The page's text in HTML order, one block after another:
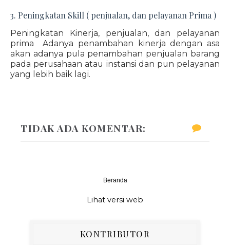
3. Peningkatan Skill ( penjualan, dan pelayanan Prima )
Peningkatan Kinerja, penjualan, dan pelayanan
prima Adanya penambahan kinerja dengan asa
akan adanya pula penambahan penjualan barang
pada perusahaan atau instansi dan pun pelayanan
yang lebih baik lagi.
TIDAK ADA KOMENTAR:
Beranda
Lihat versi web
KONTRIBUTOR